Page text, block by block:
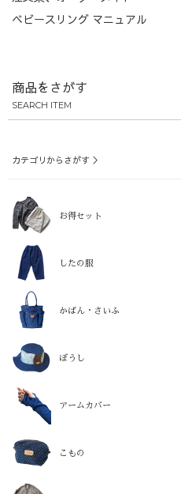
ベビースリング マニュアル
商品をさがす
SEARCH ITEM
カテゴリからさがす ＞
お得セット
したの服
かばん・さいふ
ぼうし
アームカバー
こもの